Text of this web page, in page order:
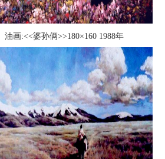
油画:<<婆孙俩>>180×160 1988年